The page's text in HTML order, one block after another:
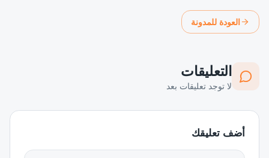
العودة للمدونة
التعليقات
لا توجد تعليقات بعد
أضف تعليقك